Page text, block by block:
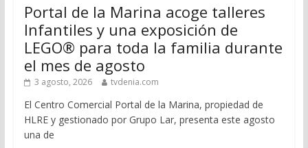
Portal de la Marina acoge talleres
Infantiles y una exposición de
LEGO® para toda la familia durante
el mes de agosto
3 agosto, 2026 tvdenia.com
El Centro Comercial Portal de la Marina, propiedad de
HLRE y gestionado por Grupo Lar, presenta este agosto
una de